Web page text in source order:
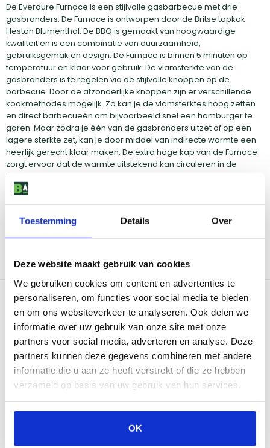
Toestemming Details Over
Deze website maakt gebruik van cookies
We gebruiken cookies om content en advertenties te
personaliseren, om functies voor social media te bieden
en om ons websiteverkeer te analyseren. Ook delen we
informatie over uw gebruik van onze site met onze
partners voor social media, adverteren en analyse. Deze
partners kunnen deze gegevens combineren met andere
informatie die u aan ze heeft verstrekt of die ze hebben
verzameld op basis van uw gebruik van hun services.
OK
De Everdure Furnace is een stijlvolle gasbarbecue met drie
gasbranders. De Furnace is ontworpen door de Britse topkok
Heston Blumenthal. De BBQ is gemaakt van hoogwaardige
kwaliteit en is een combinatie van duurzaamheid,
gebruiksgemak en design. De Furnace is binnen 5 minuten op
temperatuur en klaar voor gebruik. De vlamsterkte van de
gasbranders is te regelen via de stijlvolle knoppen op de
barbecue. Door de afzonderlijke knoppen zijn er verschillende
kookmethodes mogelijk. Zo kan je de vlamsterktes hoog zetten
en direct barbecueën om bijvoorbeeld snel een hamburger te
garen. Maar zodra je één van de gasbranders uitzet of op een
lagere sterkte zet, kan je door middel van indirecte warmte een
heerlijk gerecht klaar maken. De extra hoge kap van de Furnace
zorgt ervoor dat de warmte uitstekend kan circuleren in de
barbecue en daardoor zorgt voor een ultieme garing. De
barbecue heeft een modern design met handige snufjes. Tussen
met een rem, waardoor je de BBQ gemakkelijk kan verplaatsen.
Het onderstel is ook los te koppelen en daarna kan je de Furnace
zijtafels bieden je werkruimte voor bijvoorbeeld het kruiden van
Bekijk dit product in onze winkels
Amsterdam
Breda
Den Bosch
Doetinchem
Eindhoven
Groningen
Naarden
Utrecht
Vind onze winkels